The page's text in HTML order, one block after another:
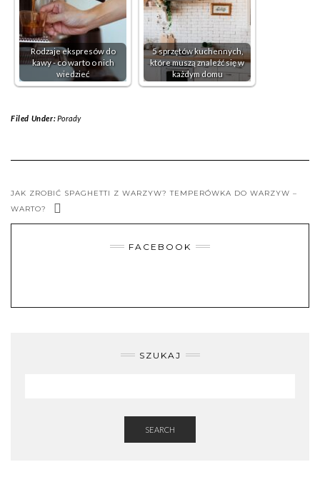
Rodzaje ekspresów do
kawy - co warto o nich
wiedzieć
5 sprzętów kuchennych,
które muszą znaleźć się w
każdym domu
Filed Under:Porady
JAK ZROBIĆ SPAGHETTI Z WARZYW? TEMPERÓWKA DO WARZYW –
WARTO?
FACEBOOK
SZUKAJ
SEARCH